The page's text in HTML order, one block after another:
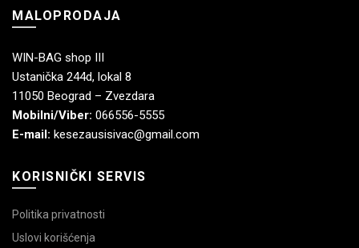
MALOPRODAJA
WIN-BAG shop III
Ustanička 244d, lokal 8
11050 Beograd – Zvezdara
Mobilni/Viber: 066556-5555
E-mail: kesezausisivac@gmail.com
KORISNIČKI SERVIS
Politika privatnosti
Uslovi korišćenja